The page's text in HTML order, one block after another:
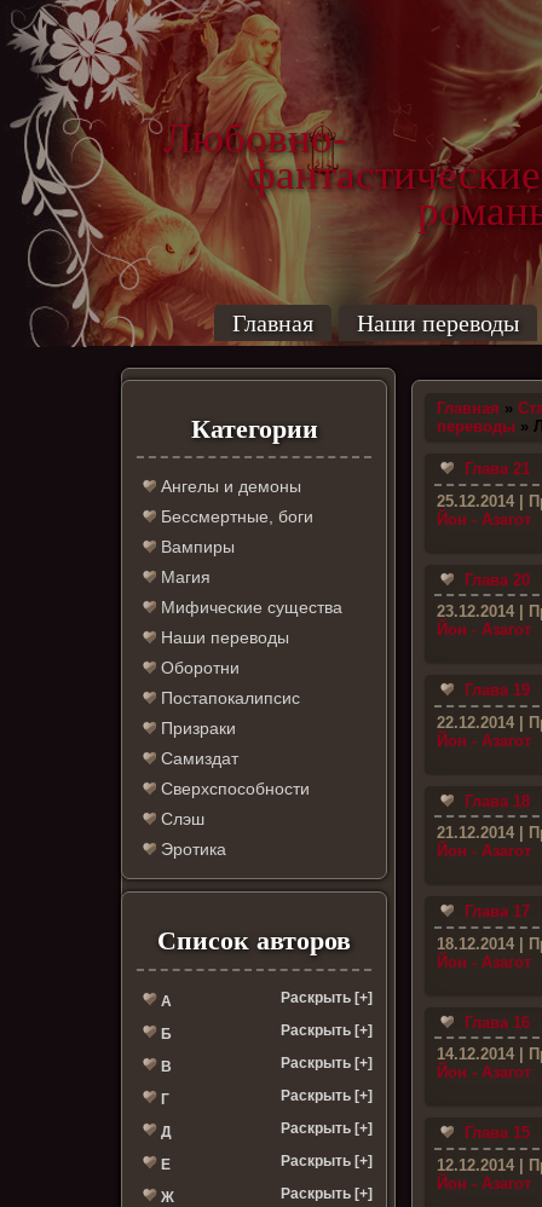
Любовно-
фантастические
Главная Наши переводы
Категории
Ангелы и демоны
Бессмертные, боги
Вампиры
Магия
Мифические существа
Наши переводы
Оборотни
Постапокалипсис
Призраки
Самиздат
Сверхспособности
Слэш
Эротика
Список авторов
А Раскрыть [+]
Б Раскрыть [+]
В Раскрыть [+]
Г Раскрыть [+]
Д Раскрыть [+]
Е Раскрыть [+]
Ж Раскрыть [+]
Главная »
переводы »
Глава 21
25.12.2014 |
Йон - Азагот
Глава 20
23.12.2014 |
Йон - Азагот
Глава 19
22.12.2014 |
Йон - Азагот
Глава 18
21.12.2014 |
Йон - Азагот
Глава 17
18.12.2014 |
Йон - Азагот
Глава 16
14.12.2014 |
Йон - Азагот
Глава 15
12.12.2014 |
Йон - Азагот